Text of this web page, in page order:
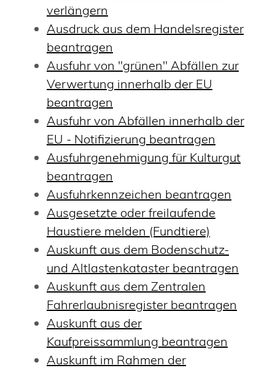
verlängern
Ausdruck aus dem Handelsregister
beantragen
Ausfuhr von "grünen" Abfällen zur
Verwertung innerhalb der EU
beantragen
Ausfuhr von Abfällen innerhalb der
EU - Notifizierung beantragen
Ausfuhrgenehmigung für Kulturgut
beantragen
Ausfuhrkennzeichen beantragen
Ausgesetzte oder freilaufende
Haustiere melden (Fundtiere)
Auskunft aus dem Bodenschutz-
und Altlastenkataster beantragen
Auskunft aus dem Zentralen
Fahrerlaubnisregister beantragen
Auskunft aus der
Kaufpreissammlung beantragen
Auskunft im Rahmen der